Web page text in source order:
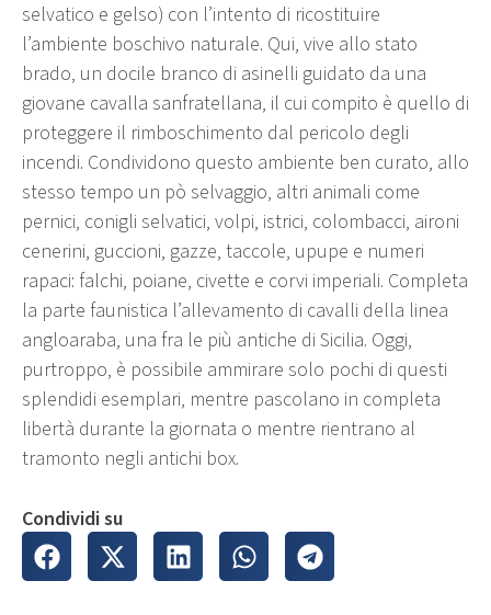
selvatico e gelso) con l’intento di ricostituire
l’ambiente boschivo naturale. Qui, vive allo stato
brado, un docile branco di asinelli guidato da una
giovane cavalla sanfratellana, il cui compito è quello di
proteggere il rimboschimento dal pericolo degli
incendi. Condividono questo ambiente ben curato, allo
stesso tempo un pò selvaggio, altri animali come
pernici, conigli selvatici, volpi, istrici, colombacci, aironi
cenerini, guccioni, gazze, taccole, upupe e numeri
rapaci: falchi, poiane, civette e corvi imperiali. Completa
la parte faunistica l’allevamento di cavalli della linea
angloaraba, una fra le più antiche di Sicilia. Oggi,
purtroppo, è possibile ammirare solo pochi di questi
splendidi esemplari, mentre pascolano in completa
libertà durante la giornata o mentre rientrano al
tramonto negli antichi box.
Condividi su